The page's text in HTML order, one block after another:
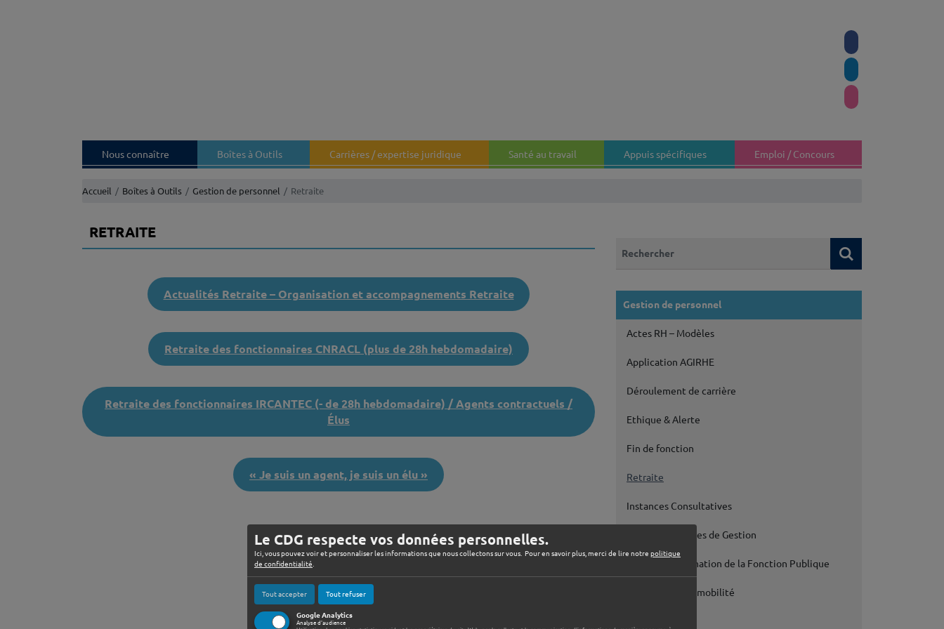
Le CDG respecte vos données personnelles.
Ici, vous pouvez voir et personnaliser les informations que nous collectons sur vous. Pour en savoir plus, merci de lire notre politique
de confidentialité
Tout accepter Tout refuser
Google Analytics
Analyse d'audience
Nous connaître Boîtes à Outils Carrières / expertise juridique Santé au travail Appuis spécifiques Emploi / Concours
Accueil Boîtes à Outils Gestion de personnel Retraite
RETRAITE
Actualités Retraite – Organisation et accompagnements Retraite
Retraite des fonctionnaires CNRACL (plus de 28h hebdomadaire)
Retraite des fonctionnaires IRCANTEC (- de 28h hebdomadaire) / Agents contractuels /
Élus
« Je suis un agent, je suis un élu »
Gestion de personnel
Actes RH – Modèles
Application AGIRHE
Déroulement de carrière
Ethique & Alerte
Fin de fonction
Retraite
Instances Consultatives
Lignes Directrices de Gestion
Loi de transformation de la Fonction Publique
Recrutement & mobilité